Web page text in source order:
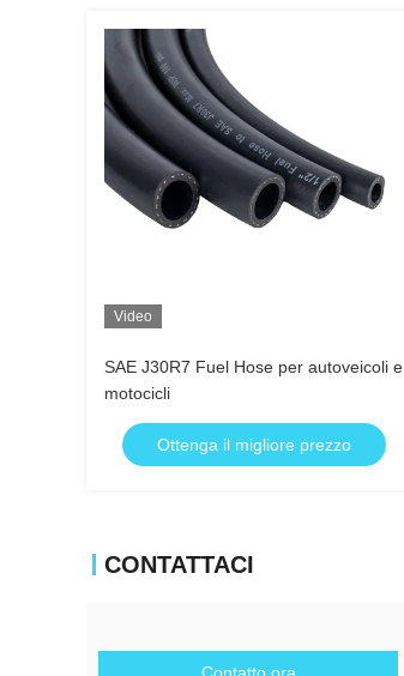
Video
SAE J30R7 Fuel Hose per autoveicoli e
motocicli
Ottenga il migliore prezzo
CONTATTACI